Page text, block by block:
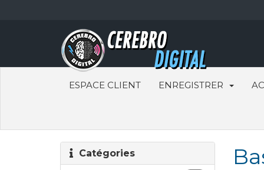
ESPACE CLIENT ENREGISTRER
Catégories